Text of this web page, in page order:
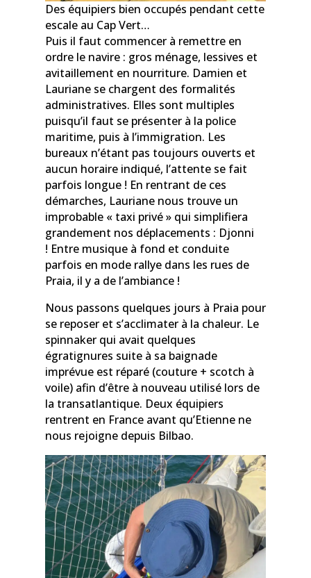
Des équipiers bien occupés pendant cette
escale au Cap Vert…
Puis il faut commencer à remettre en
ordre le navire : gros ménage, lessives et
avitaillement en nourriture. Damien et
Lauriane se chargent des formalités
administratives. Elles sont multiples
puisqu’il faut se présenter à la police
maritime, puis à l’immigration. Les
bureaux n’étant pas toujours ouverts et
aucun horaire indiqué, l’attente se fait
parfois longue ! En rentrant de ces
démarches, Lauriane nous trouve un
improbable « taxi privé » qui simplifiera
grandement nos déplacements : Djonni
! Entre musique à fond et conduite
parfois en mode rallye dans les rues de
Praia, il y a de l’ambiance !
Nous passons quelques jours à Praia pour
se reposer et s’acclimater à la chaleur. Le
spinnaker qui avait quelques
égratignures suite à sa baignade
imprévue est réparé (couture + scotch à
voile) afin d’être à nouveau utilisé lors de
la transatlantique. Deux équipiers
rentrent en France avant qu’Etienne ne
nous rejoigne depuis Bilbao.